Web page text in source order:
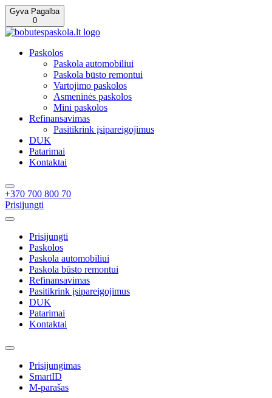
Gyva Pagalba
0
Paskolos
Paskola automobiliui
Paskola būsto remontui
Vartojimo paskolos
Asmeninės paskolos
Mini paskolos
Refinansavimas
Pasitikrink įsipareigojimus
DUK
Patarimai
Kontaktai
+370 700 800 70
Prisijungti
Prisijungti
Paskolos
Paskola automobiliui
Paskola būsto remontui
Refinansavimas
Pasitikrink įsipareigojimus
DUK
Patarimai
Kontaktai
Prisijungimas
SmartID
M-parašas